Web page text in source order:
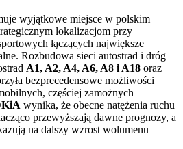
wyjątkowe miejsce w polskim
lokalizacjom przy
łączących największe
Rozbudowa sieci autostrad i dróg
A1, A2, A4, A6, A8 i A18 oraz
bezprecedensowe możliwości
częściej zamożnych
wynika, że obecne natężenia ruchu
przewyższają dawne prognozy, a
na dalszy wzrost wolumenu